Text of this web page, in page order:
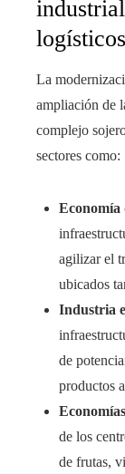
La
ampliación de
complejo
sectores como:
Economía
agilizar el
ubicados
Industria
de
productos
de los
de frutas,